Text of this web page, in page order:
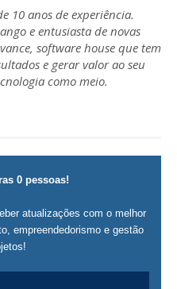
10 anos de experiência.
e entusiasta de novas
software house que tem
e gerar valor ao seu
como meio.
0 pessoas!
atualizações com o melhor
empreendedorismo e gestão